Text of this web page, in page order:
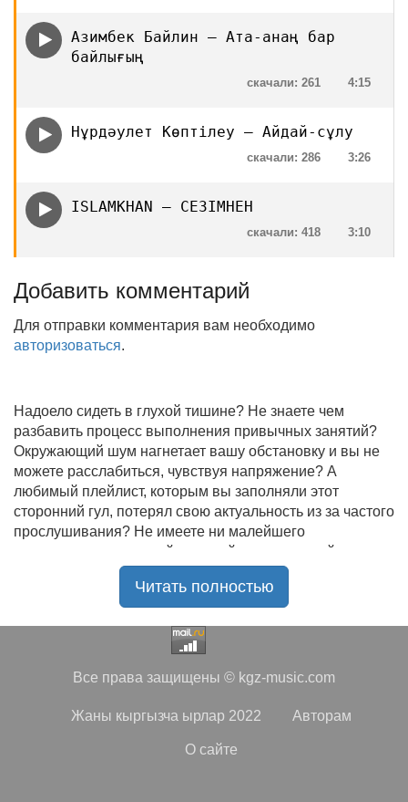
Азимбек Байлин — Ата-анаң бар
байлығың
4:15
скачали: 261
Нұрдәулет Көптілеу — Айдай-сұлу
3:26
скачали: 286
ISLAMKHAN — СЕЗІМНЕН
3:10
скачали: 418
Добавить комментарий
Для отправки комментария вам необходимо
авторизоваться.
Надоело сидеть в глухой тишине? Не знаете чем
разбавить процесс выполнения привычных занятий?
Окружающий шум нагнетает вашу обстановку и вы не
можете расслабиться, чувствуя напряжение? А
любимый плейлист, которым вы заполняли этот
сторонний гул, потерял свою актуальность из за частого
прослушивания? Не имеете ни малейшего
представления, где найти новый качественный контент
на замену старому? В таком случае вы обратились по
радостью приветствует своих старых и новых
чудесную подборку самых лучших песен всех времён
старых и новых треков, самые востребованные и
популярные композиции отечественных и зарубежных
Читать полностью
Все права защищены © kgz-music.com
Жаны кыргызча ырлар 2022 Авторам
О сайте